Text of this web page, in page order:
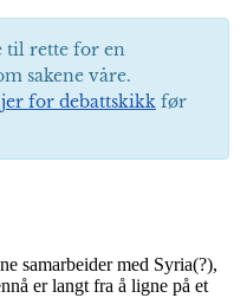
til rette for en
sakene våre.
for debattskikk før